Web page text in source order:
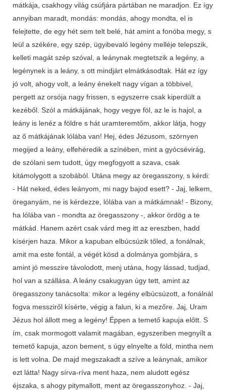
mátkája, csakhogy világ csúfjára pártában ne maradjon. Ez így
annyiban maradt, mondás: mondás, ahogy mondta, el is
felejtette, de egy hét sem telt belé, hát amint a fonóba megy, s
leül a székére, egy szép, ügyibevaló legény melléje telepszik,
kelleti magát szép szóval, a leánynak megtetszik a legény, a
legénynek is a leány, s ott mindjárt elmátkásodtak. Hát ez így
jó volt, ahogy volt, a leány énekelt nagy vígan a többivel,
pergett az orsója nagy frissen, s egyszerre csak kiperdült a
kezéből. Szól a mátkájának, hogy vegye föl, az le is hajol, a
leány is lenéz a földre s hát uramteremtőm, akkor látja, hogy
az ő mátkájának lólába van! Hej, édes Jézusom, szörnyen
megijed a leány, elfehéredik a színében, mint a gyócsévirág,
de szólani sem tudott, úgy megfogyott a szava, csak
kitámolygott a szobából. Utána megy az öregasszony, s kérdi:
- Hát neked, édes leányom, mi nagy bajod esett? - Jaj, lelkem,
öreganyám, ne is kérdezze, lólába van a mátkámnak! - Bizony,
ha lólába van - mondta az öregasszony -, akkor ördög a te
mátkád. Hanem azért csak várd meg itt az ereszben, hadd
kísérjen haza. Mikor a kapuban elbúcsúzik tőled, a fonálnak,
amit ma este fontál, a végét kösd a dolmánya gombjára, s
amint jó messzire távolodott, menj utána, hogy lássad, tudjad,
hol van a szállása. A leány csakugyan úgy tett, amint az
öregasszony tanácsolta: mikor a legény elbúcsúzott, a fonálnál
fogva messziről kísérte, végig a falun, ki a mezőre. Jaj, Uram
Jézus hol állott meg a legény! Éppen a temető kapuja előtt. S
ím, csak mormogott valamit magában, egyszeriben megnyílt a
temető kapuja, azon bement, s úgy elnyelte a föld, mintha nem
is lett volna. De majd megszakadt a szíve a leánynak, amikor
ezt látta! Nagy sírva-ríva ment haza, nem aludott egész
éjszaka, s ahogy pitymallott, ment az öregasszonyhoz. - Jaj,